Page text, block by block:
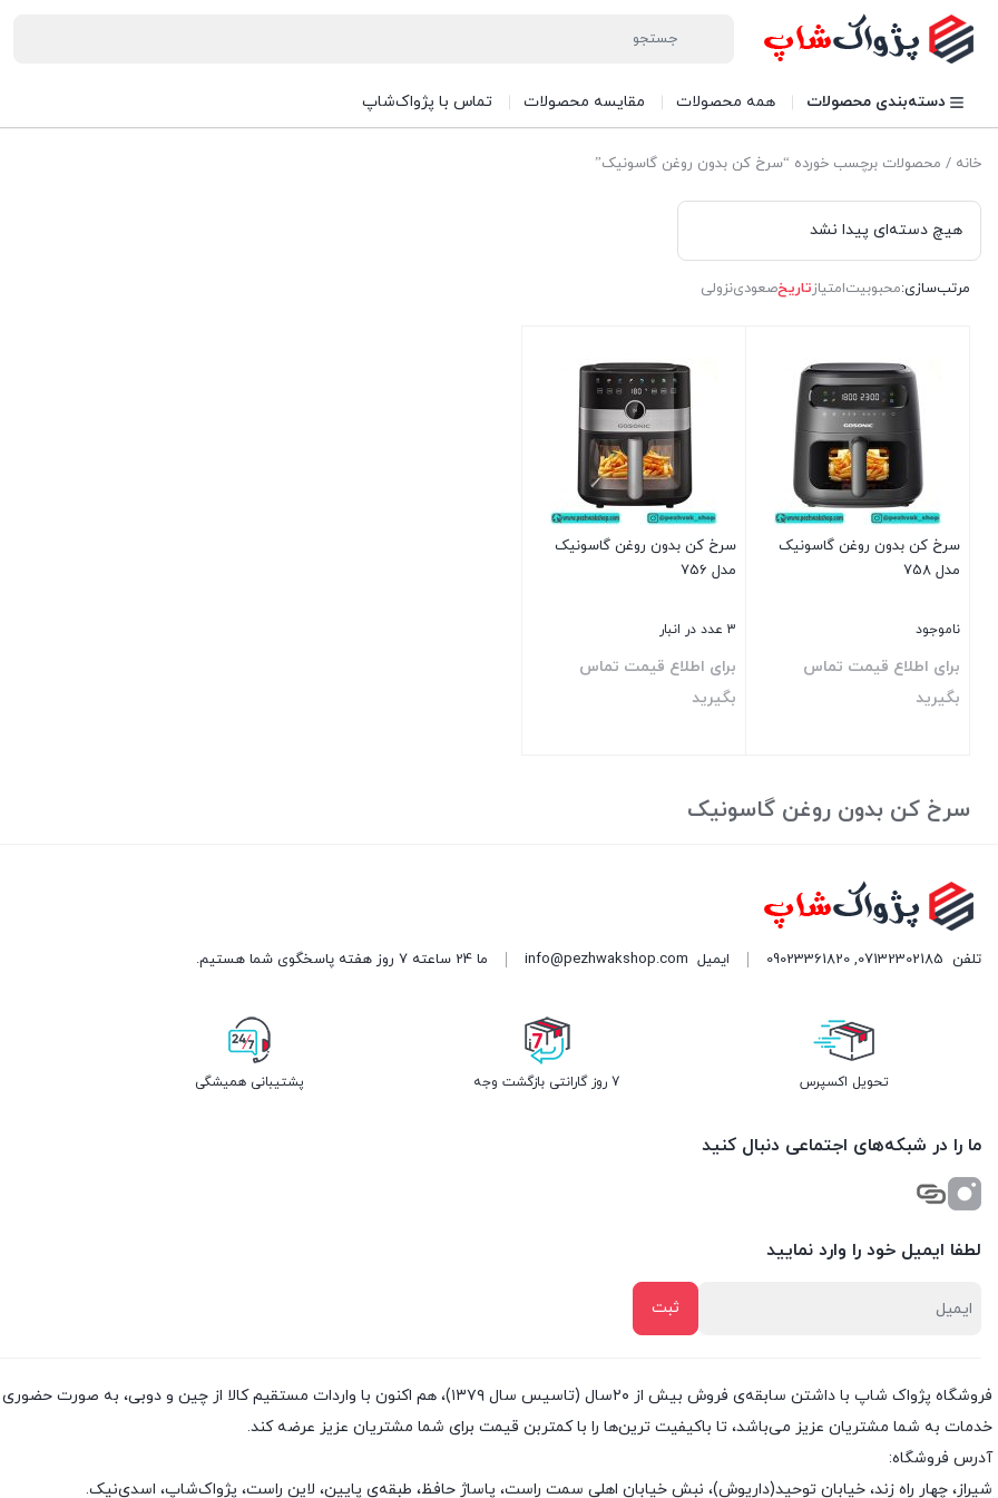
دسته‌بندی محصولات همه محصولات مقایسه محصولات تماس با پژواک‌شاپ
خانه / محصولات برچسب خورده “سرخ کن بدون روغن گاسونیک”
هیچ دسته‌ای پیدا نشد
مرتب‌سازی:محبوبیتامتیازتاریخصعودینزولی
سرخ کن بدون روغن گاسونیک
مدل 758
ناموجود
برای اطلاع قیمت تماس
بگیرید
سرخ کن بدون روغن گاسونیک
مدل 756
3 عدد در انبار
برای اطلاع قیمت تماس
بگیرید
سرخ کن بدون روغن گاسونیک
تلفن 07132302185
,
09023361820 ایمیل info@pezhwakshop.com ما 24 ساعته 7 روز هفته پاسخگوی شما هستیم.
تحویل اکسپرس 7 روز گارانتی بازگشت وجه پشتیبانی همیشگی
ما را در شبکه‌های اجتماعی دنبال کنید
لطفا ایمیل خود را وارد نمایید
فروشگاه پژواک شاپ با داشتن سابقه‌ی فروش بیش از ۲۰سال (تاسیس سال ۱۳۷۹)، هم اکنون با واردات
خدمات به شما مشتریان عزیز می‌باشد، تا باکیفیت ترین‌ها را با کمتربن قیمت برای شما مشتریان عزیز عرضه کند.
آدرس فروشگاه:
شیراز، چهار راه زند، خیابان توحید(داریوش)، نبش خیابان اهلی سمت راست، پاساژ حافظ، طبقه‌ی پایین، لاین راست، پژواک‌شاپ، اسدی‌نیک.